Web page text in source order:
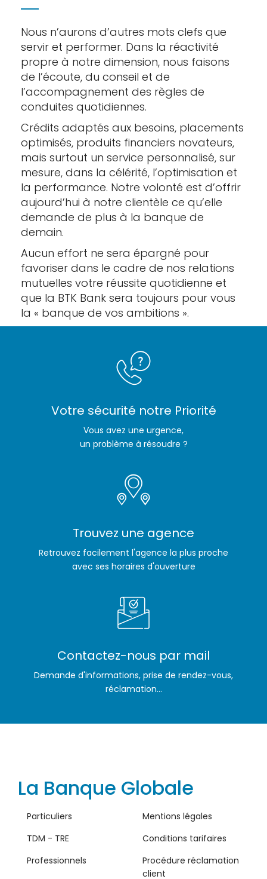
Nous n’aurons d’autres mots clefs que
servir et performer. Dans la réactivité
propre à notre dimension, nous faisons
de l’écoute, du conseil et de
l’accompagnement des règles de
conduites quotidiennes.
Crédits adaptés aux besoins, placements
optimisés, produits financiers novateurs,
mais surtout un service personnalisé, sur
mesure, dans la célérité, l’optimisation et
la performance. Notre volonté est d’offrir
aujourd’hui à notre clientèle ce qu’elle
demande de plus à la banque de
demain.
Aucun effort ne sera épargné pour
favoriser dans le cadre de nos relations
mutuelles votre réussite quotidienne et
que la BTK Bank sera toujours pour vous
la « banque de vos ambitions ».
Votre sécurité notre Priorité
Vous avez une urgence,
un problème à résoudre ?
Trouvez une agence
Retrouvez facilement l'agence la plus proche
avec ses horaires d'ouverture
Contactez-nous par mail
Demande d'informations, prise de rendez-vous,
réclamation...
La Banque Globale
Particuliers
TDM - TRE
Professionnels
Mentions légales
Conditions tarifaires
Procédure réclamation
client